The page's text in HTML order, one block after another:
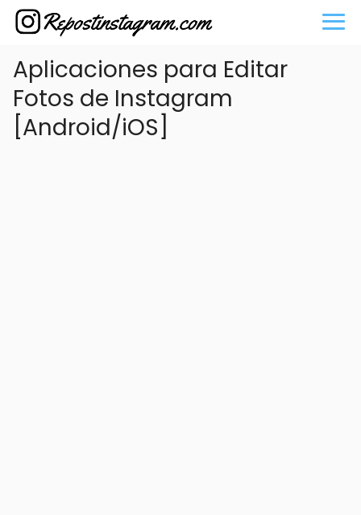
Aplicaciones para Editar
Fotos de Instagram
[Android/iOS]